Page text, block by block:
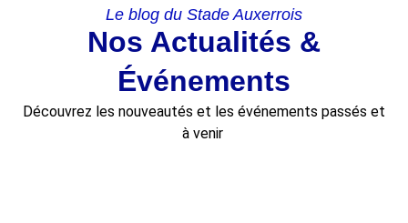
Le blog du Stade Auxerrois
Nos Actualités &
Événements
Découvrez les nouveautés et les événements passés et
à venir